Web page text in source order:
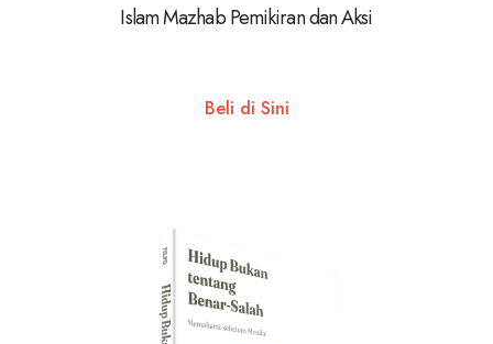
Islam Mazhab Pemikiran dan Aksi
Beli di Sini